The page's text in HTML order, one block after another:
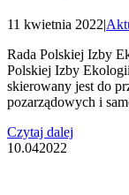
11 kwietnia 2022|
Rada Polskiej Izby
Polskiej Izby
skierowany jest do
pozarządowych i
Czytaj dalej
10.042022